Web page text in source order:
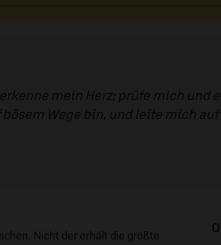
mein Herz; prüfe mich und
Wege bin, und leite mich
Nicht der erhält die größte